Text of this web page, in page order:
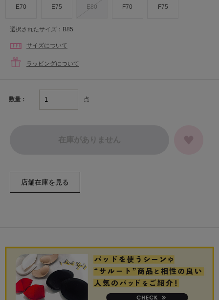
E70 E75 E80 F70 F75
選択されたサイズ：B85
サイズについて
ラッピングについて
数量： 点
在庫がありません